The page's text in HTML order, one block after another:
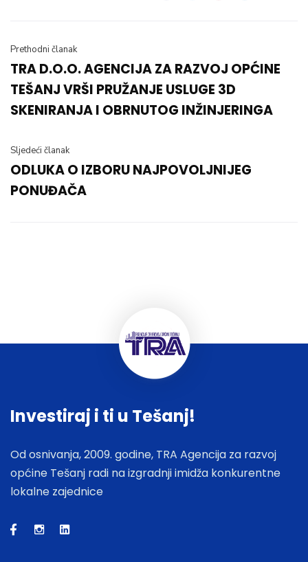
Prethodni članak
TRA D.O.O. AGENCIJA ZA RAZVOJ OPĆINE
TEŠANJ VRŠI PRUŽANJE USLUGE 3D
SKENIRANJA I OBRNUTOG INŽINJERINGA
Sljedeći članak
ODLUKA O IZBORU NAJPOVOLJNIJEG
PONUĐAČA
Investiraj i ti u Tešanj!
Od osnivanja, 2009. godine, TRA Agencija za razvoj
općine Tešanj radi na izgradnji imidža konkurentne
lokalne zajednice